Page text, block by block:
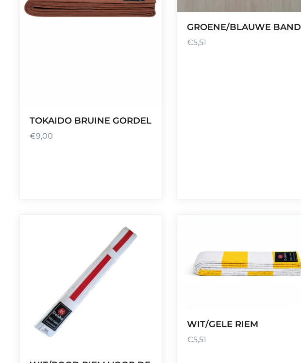
TOKAIDO BRUINE GORDEL
€9,00
GROENE/BLAUWE BAND
€5,51
WIT/GELE RIEM
€5,51